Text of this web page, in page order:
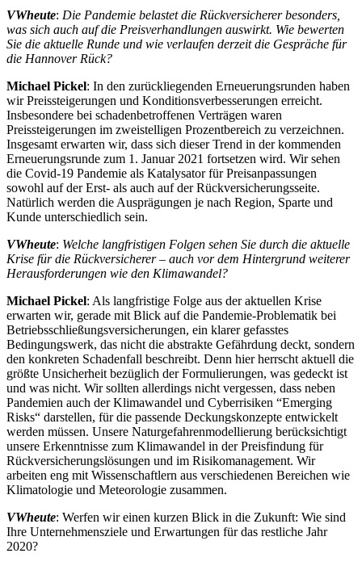
VWheute: Die Pandemie belastet die Rückversicherer besonders,
was sich auch auf die Preisverhandlungen auswirkt. Wie bewerten
Sie die aktuelle Runde und wie verlaufen derzeit die Gespräche für
die Hannover Rück?
Michael Pickel: In den zurückliegenden Erneuerungsrunden haben
wir Preissteigerungen und Konditionsverbesserungen erreicht.
Insbesondere bei schadenbetroffenen Verträgen waren
Preissteigerungen im zweistelligen Prozentbereich zu verzeichnen.
Insgesamt erwarten wir, dass sich dieser Trend in der kommenden
Erneuerungsrunde zum 1. Januar 2021 fortsetzen wird. Wir sehen
die Covid-19 Pandemie als Katalysator für Preisanpassungen
sowohl auf der Erst- als auch auf der Rückversicherungsseite.
Natürlich werden die Ausprägungen je nach Region, Sparte und
Kunde unterschiedlich sein.
VWheute: Welche langfristigen Folgen sehen Sie durch die aktuelle
Krise für die Rückversicherer – auch vor dem Hintergrund weiterer
Herausforderungen wie den Klimawandel?
Michael Pickel: Als langfristige Folge aus der aktuellen Krise
erwarten wir, gerade mit Blick auf die Pandemie-Problematik bei
Betriebsschließungsversicherungen, ein klarer gefasstes
Bedingungswerk, das nicht die abstrakte Gefährdung deckt, sondern
den konkreten Schadenfall beschreibt. Denn hier herrscht aktuell die
größte Unsicherheit bezüglich der Formulierungen, was gedeckt ist
und was nicht. Wir sollten allerdings nicht vergessen, dass neben
Pandemien auch der Klimawandel und Cyberrisiken “Emerging
Risks“ darstellen, für die passende Deckungskonzepte entwickelt
werden müssen. Unsere Naturgefahrenmodellierung berücksichtigt
unsere Erkenntnisse zum Klimawandel in der Preisfindung für
Rückversicherungslösungen und im Risikomanagement. Wir
arbeiten eng mit Wissenschaftlern aus verschiedenen Bereichen wie
Klimatologie und Meteorologie zusammen.
VWheute: Werfen wir einen kurzen Blick in die Zukunft: Wie sind
Ihre Unternehmensziele und Erwartungen für das restliche Jahr
2020?